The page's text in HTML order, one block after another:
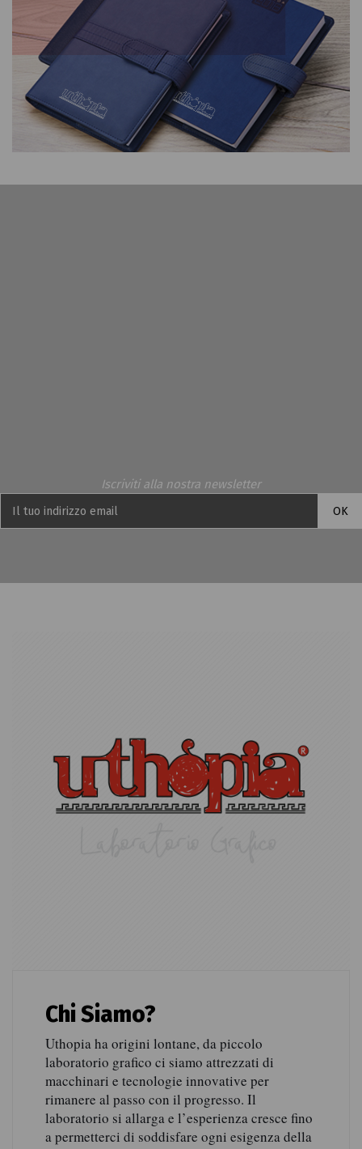
Iscriviti alla nostra newsletter
Chi Siamo?
Uthopia ha origini lontane, da piccolo
laboratorio grafico ci siamo attrezzati di
macchinari e tecnologie innovative per
rimanere al passo con il progresso. Il
laboratorio si allarga e l’esperienza cresce fino
a permetterci di soddisfare ogni esigenza della